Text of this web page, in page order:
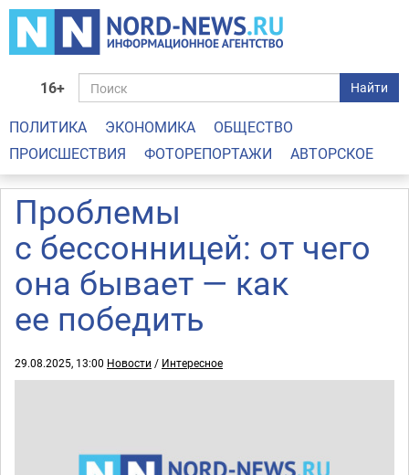
16+ Найти
ПОЛИТИКА ЭКОНОМИКА
ОБЩЕСТВО
ПРОИСШЕСТВИЯ
ФОТОРЕПОРТАЖИ АВТОРСКОЕ
Проблемы
с бессонницей: от чего
она бывает — как
ее победить
29.08.2025, 13:00 Новости / Интересное